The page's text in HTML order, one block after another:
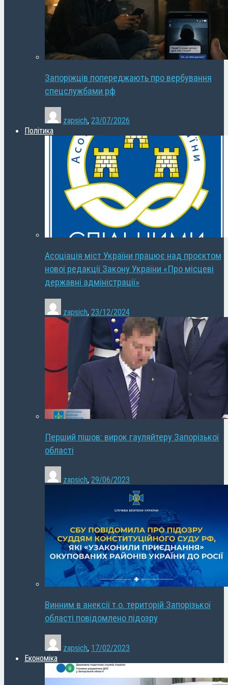
Запоріжців попереджають про вербування
спецслужбами рф
zapsich, 23/07/2026
Політика
Асоціація міст України працює над проєктом
нової редакції Закону України «Про місцеві
державні адміністрації»
zapsich, 23/12/2024
Перший пішов: вирок гауляйтеру Запорізької
області
zapsich, 29/06/2023
Винним в анексії т.о. територій Запорізької
області повідомлено підозру
zapsich, 17/02/2023
Економіка